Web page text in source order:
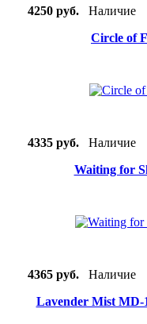
4250 руб. Наличие
Circle of
4335 руб. Наличие
Waiting for
4365 руб. Наличие
Lavender Mist MD-